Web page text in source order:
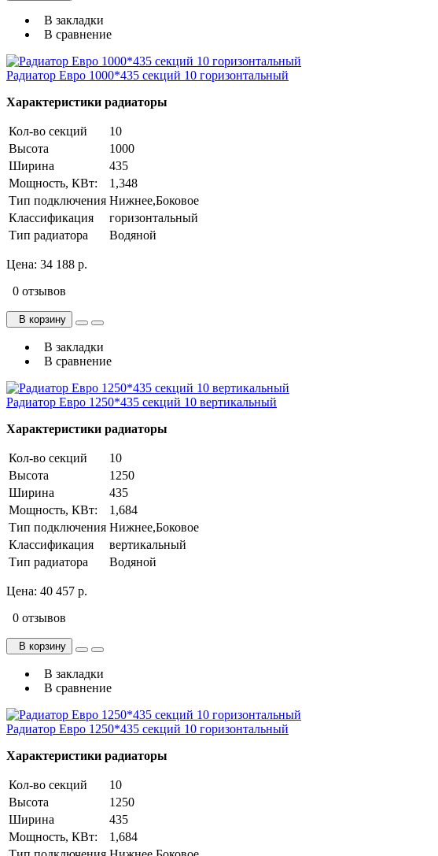
В закладки
В сравнение
Радиатор Евро 1000*435 секций 10 горизонтальный
Характеристики радиаторы
Кол-во секций
10
Высота
1000
Ширина
435
Мощность, КВт:
1,348
Тип подключения Нижнее,Боковое
Классификация
горизонтальный
Тип радиатора
Водяной
Цена: 34 188 р.
0 отзывов
В корзину
В закладки
В сравнение
Радиатор Евро 1250*435 секций 10 вертикальный
Характеристики радиаторы
Кол-во секций
10
Высота
1250
Ширина
435
Мощность, КВт:
1,684
Тип подключения Нижнее,Боковое
Классификация
вертикальный
Тип радиатора
Водяной
Цена: 40 457 р.
0 отзывов
В корзину
В закладки
В сравнение
Радиатор Евро 1250*435 секций 10 горизонтальный
Характеристики радиаторы
Кол-во секций
10
Высота
1250
Ширина
435
Мощность, КВт:
1,684